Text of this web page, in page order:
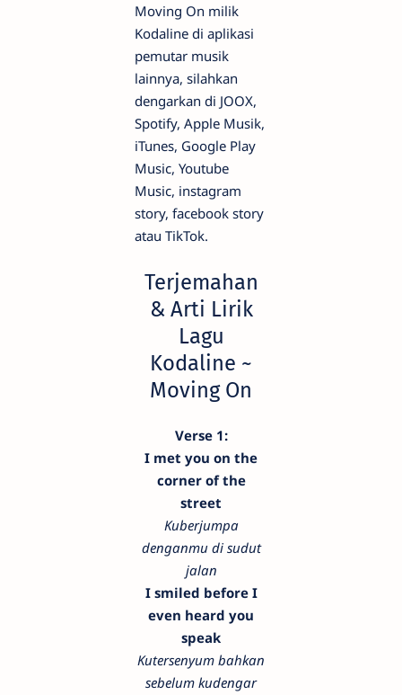
Moving On milik
Kodaline di aplikasi
pemutar musik
lainnya, silahkan
dengarkan di JOOX,
Spotify, Apple Musik,
iTunes, Google Play
Music, Youtube
Music, instagram
story, facebook story
atau TikTok.
Terjemahan
& Arti Lirik
Lagu
Kodaline ~
Moving On
Verse 1:
I met you on the
corner of the
street
Kuberjumpa
denganmu di sudut
jalan
I smiled before I
even heard you
speak
Kutersenyum bahkan
sebelum kudengar